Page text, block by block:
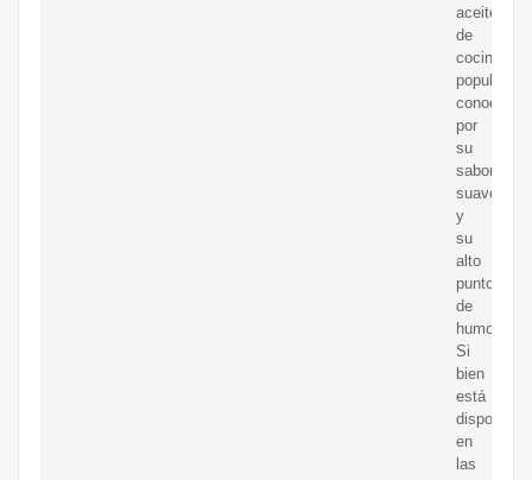
aceite
de
cocina
popular
conocido
por
su
sabor
suave
y
su
alto
punto
de
humo.
Si
bien
está
disponible
en
las